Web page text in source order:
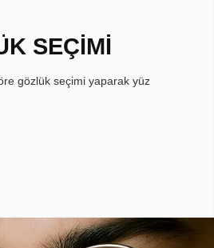
SEÇİMİ
gözlük seçimi yaparak yüz